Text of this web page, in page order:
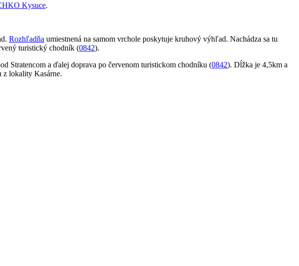
Kysuce.
Rozhľadňa umiestnená na samom vrchole poskytuje kruhový výhľad. Nachádza sa tu
turistický chodník (0842).
Stratencom a ďalej doprava po červenom turistickom chodníku (0842). Dĺžka je 4,5km a
z lokality Kasárne.